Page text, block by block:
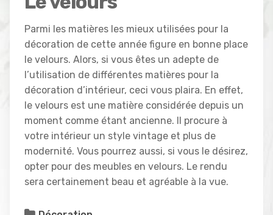
Parmi les matières les mieux utilisées pour la
décoration de cette année figure en bonne place
le velours. Alors, si vous êtes un adepte de
l’utilisation de différentes matières pour la
décoration d’intérieur, ceci vous plaira. En effet,
le velours est une matière considérée depuis un
moment comme étant ancienne. Il procure à
votre intérieur un style vintage et plus de
modernité. Vous pourrez aussi, si vous le désirez,
opter pour des meubles en velours. Le rendu
sera certainement beau et agréable à la vue.